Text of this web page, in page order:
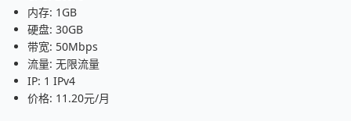
内存: 1GB
硬盘: 30GB
带宽: 50Mbps
流量: 无限流量
IP: 1 IPv4
价格: 11.20元/月